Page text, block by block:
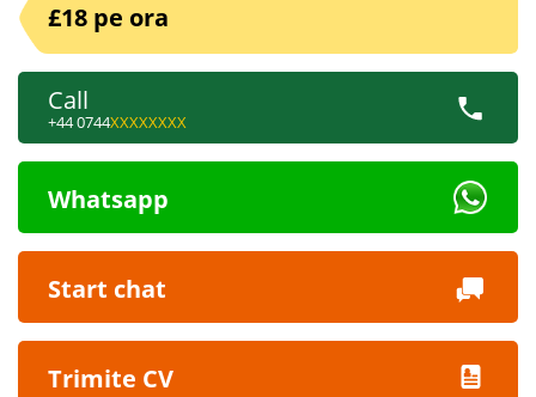
£18 pe ora
Call
+44 0744XXXXXXXX
Whatsapp
Start chat
Trimite CV